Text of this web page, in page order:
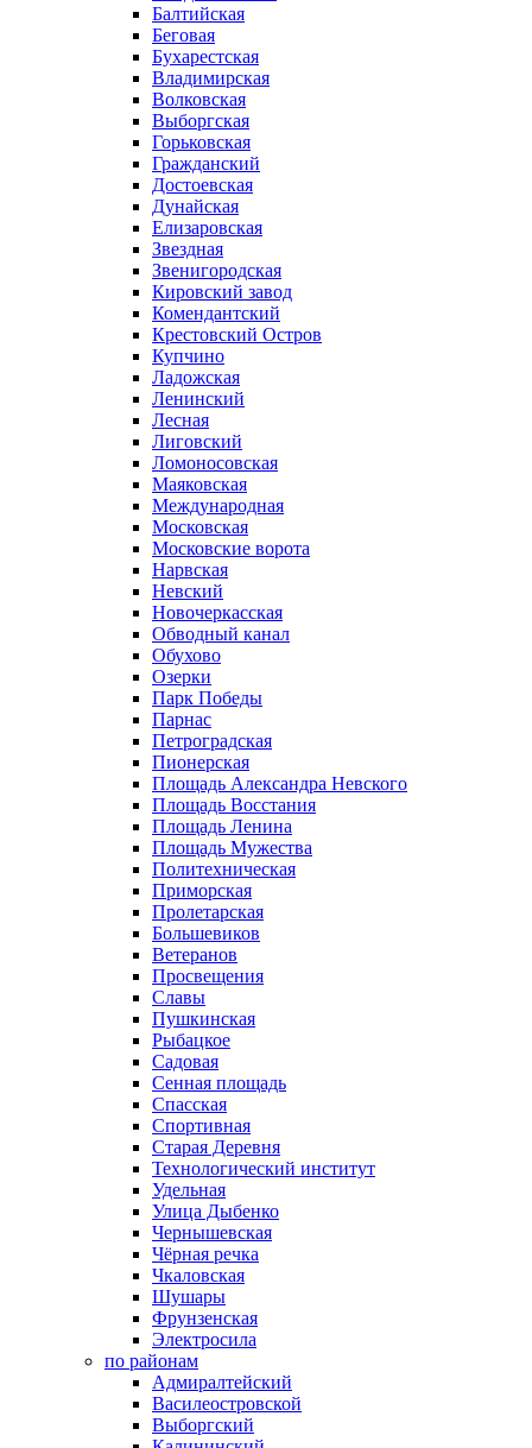
Балтийская
Беговая
Бухарестская
Владимирская
Волковская
Выборгская
Горьковская
Гражданский
Достоевская
Дунайская
Елизаровская
Звездная
Звенигородская
Кировский завод
Комендантский
Крестовский Остров
Купчино
Ладожская
Ленинский
Лесная
Лиговский
Ломоносовская
Маяковская
Международная
Московская
Московские ворота
Нарвская
Невский
Новочеркасская
Обводный канал
Обухово
Озерки
Парк Победы
Парнас
Петроградская
Пионерская
Площадь Александра Невского
Площадь Восстания
Площадь Ленина
Площадь Мужества
Политехническая
Приморская
Пролетарская
Большевиков
Ветеранов
Просвещения
Славы
Пушкинская
Рыбацкое
Садовая
Сенная площадь
Спасская
Спортивная
Старая Деревня
Технологический институт
Удельная
Улица Дыбенко
Чернышевская
Чёрная речка
Чкаловская
Шушары
Фрунзенская
Электросила
по районам
Адмиралтейский
Василеостровской
Выборгский